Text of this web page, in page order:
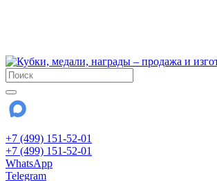
+7 (499) 151-52-01
+7 (499) 151-52-01
WhatsApp
Telegram